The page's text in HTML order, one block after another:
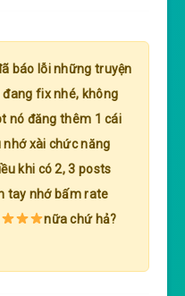
báo lỗi những truyện
fix nhé, không
nó đăng thêm 1 cái
xài chức năng
khi có 2, 3 posts
tay nhớ bấm rate
nữa chứ hả?